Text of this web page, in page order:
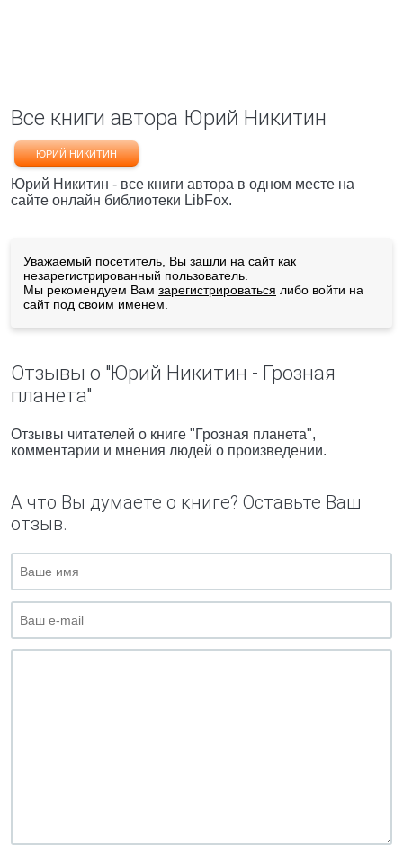
Все книги автора Юрий Никитин
ЮРИЙ НИКИТИН
Юрий Никитин - все книги автора в одном месте на
сайте онлайн библиотеки LibFox.
Уважаемый посетитель, Вы зашли на сайт как
незарегистрированный пользователь.
Мы рекомендуем Вам зарегистрироваться либо войти на
сайт под своим именем.
Отзывы о "Юрий Никитин - Грозная
планета"
Отзывы читателей о книге "Грозная планета",
комментарии и мнения людей о произведении.
А что Вы думаете о книге? Оставьте Ваш
отзыв.